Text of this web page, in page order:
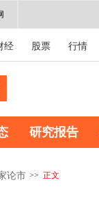
经 股票 行情
研究报告
论市 >> 正文